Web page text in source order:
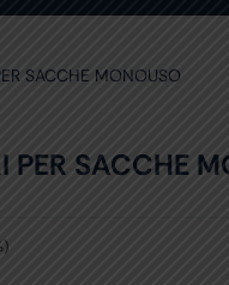
SACCHE MONOUSO
PER SACCHE